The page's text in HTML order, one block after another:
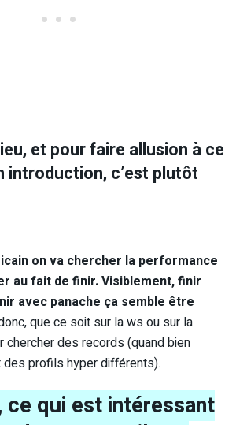
et pour faire allusion à ce
introduction, c’est plutôt
on va chercher la performance
au fait de finir. Visiblement, finir
avec panache ça semble être
que ce soit sur la ws ou sur la
chercher des records (quand bien
profils hyper différents).
ce qui est intéressant